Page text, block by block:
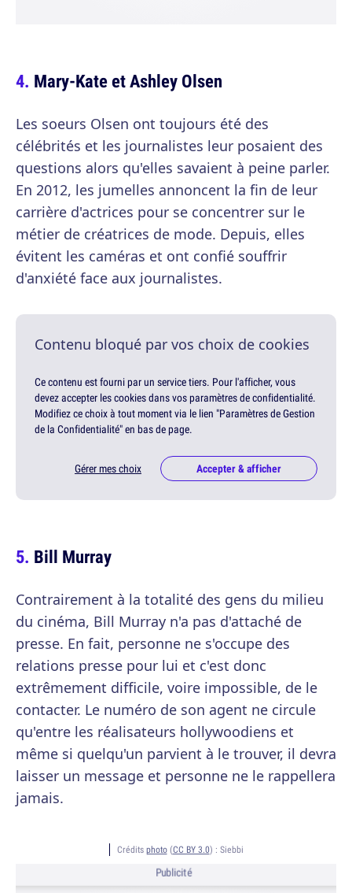
Mary-Kate et Ashley Olsen
Les soeurs Olsen ont toujours été des
célébrités et les journalistes leur posaient des
questions alors qu'elles savaient à peine parler.
En 2012, les jumelles annoncent la fin de leur
carrière d'actrices pour se concentrer sur le
métier de créatrices de mode. Depuis, elles
évitent les caméras et ont confié souffrir
d'anxiété face aux journalistes.
Contenu bloqué par vos choix de cookies
Ce contenu est fourni par un service tiers. Pour l'afficher, vous
devez accepter les cookies dans vos paramètres de confidentialité.
Modifiez ce choix à tout moment via le lien "Paramètres de Gestion
de la Confidentialité" en bas de page.
Gérer mes choix Accepter & afficher
Bill Murray
Contrairement à la totalité des gens du milieu
du cinéma, Bill Murray n'a pas d'attaché de
presse. En fait, personne ne s'occupe des
relations presse pour lui et c'est donc
extrêmement difficile, voire impossible, de le
contacter. Le numéro de son agent ne circule
qu'entre les réalisateurs hollywoodiens et
même si quelqu'un parvient à le trouver, il devra
laisser un message et personne ne le rappellera
jamais.
Crédits photo(CC BY 3.0) : Siebbi
Publicité